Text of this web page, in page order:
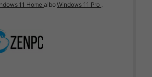
11 HomealboWindows 11 Pro .